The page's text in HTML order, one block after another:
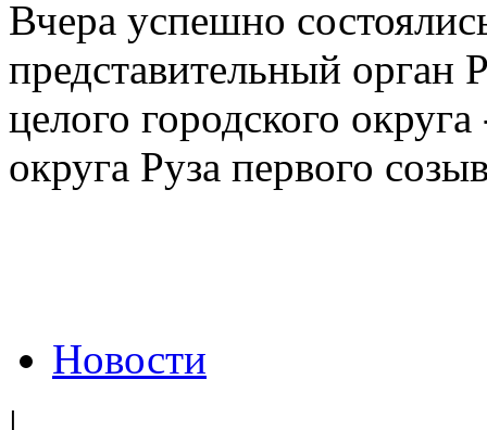
Вчера успешно
представительный орган
целого городского
округа Руза первого
Новости